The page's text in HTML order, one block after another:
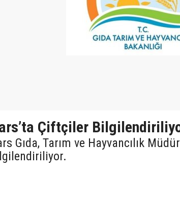
Çiftçiler
Gıda, Tarım ve Hayvancılık